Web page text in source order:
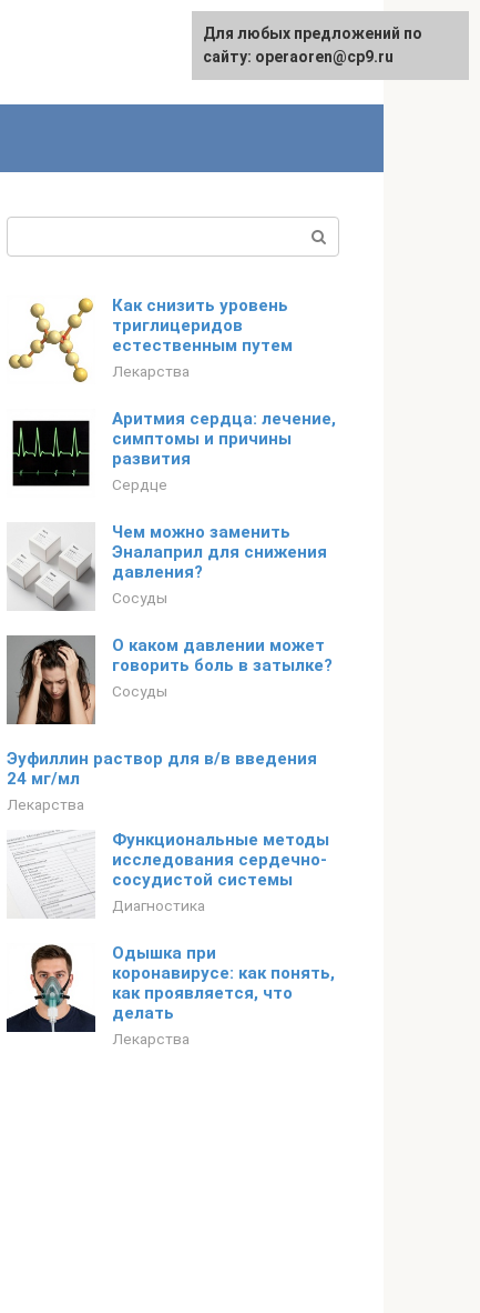
Как снизить уровень
триглицеридов
естественным путем
Лекарства
Аритмия сердца: лечение,
симптомы и причины
развития
Сердце
Чем можно заменить
Эналаприл для снижения
давления?
Сосуды
О каком давлении может
говорить боль в затылке?
Сосуды
Эуфиллин раствор для в/в введения
24 мг/мл
Лекарства
Функциональные методы
исследования сердечно-
сосудистой системы
Диагностика
Одышка при
коронавирусе: как понять,
как проявляется, что
делать
Лекарства
Для любых предложений по
сайту: operaoren@cp9.ru